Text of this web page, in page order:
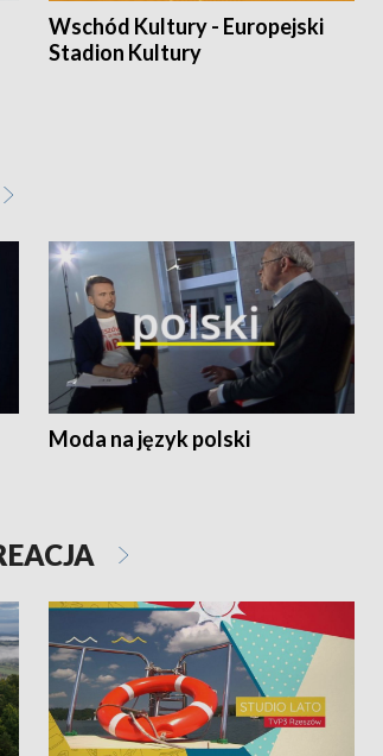
Wschód Kultury - Europejski
Stadion Kultury
Moda na język polski